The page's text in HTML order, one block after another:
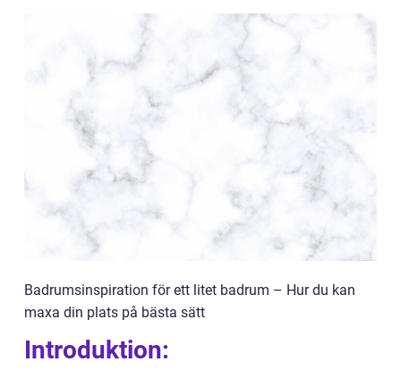
Badrumsinspiration för ett litet badrum – Hur du kan
maxa din plats på bästa sätt
Introduktion: